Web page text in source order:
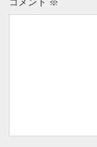
コメント ※